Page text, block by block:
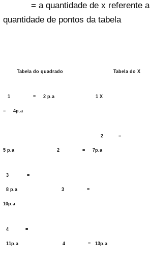
= a quantidade de x referente a
quantidade de pontos da tabela
Tabela do quadrado Tabela do X
1 = 2 p.a 1 X
= 4p.a
2 =
5 p.a 2 = 7p.a
3 =
8 p.a 3 =
10p.a
4 =
11p.a 4 = 13p.a